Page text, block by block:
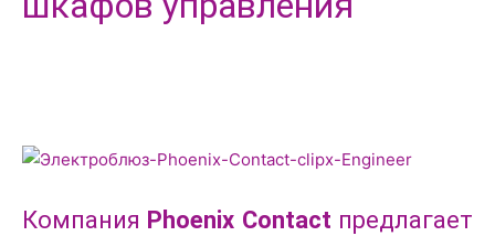
Компания Phoenix Contact предлагает